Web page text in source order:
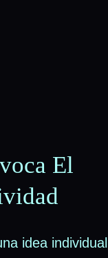
El
idea individual